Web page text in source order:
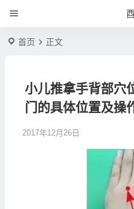
首页 正文
小儿推拿手背部穴
门的具体位置及操
2017年12月26日